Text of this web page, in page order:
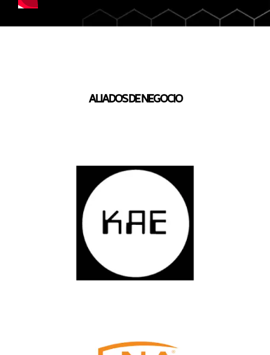
ALIADOS DE NEGOCIO